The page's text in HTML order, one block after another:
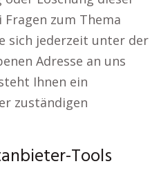
Fragen zum Thema
sich jederzeit unter der
Adresse an uns
Ihnen ein
zuständigen
Tools